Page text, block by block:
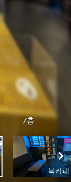
7층
북카페